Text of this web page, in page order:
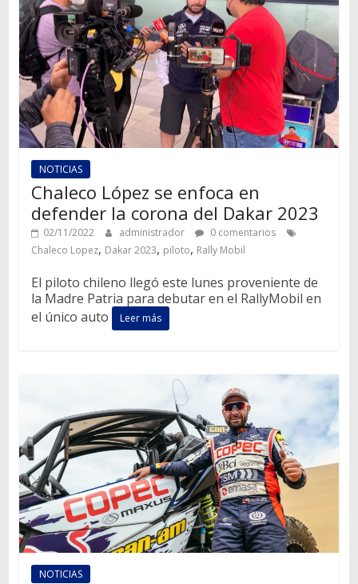
NOTICIAS
Chaleco López se enfoca en
defender la corona del Dakar 2023
02/11/2022 administrador
0 comentarios
Chaleco Lopez, Dakar 2023, piloto, Rally Mobil
El piloto chileno llegó este lunes proveniente de
la Madre Patria para debutar en el RallyMobil en
el único auto
Leer más
NOTICIAS